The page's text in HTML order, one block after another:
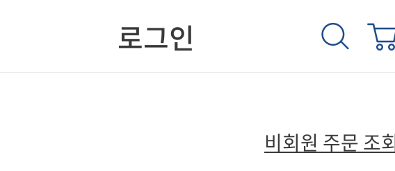
로그인
비회원 주문 조회